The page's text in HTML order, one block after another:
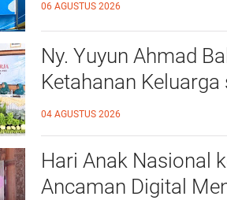
06 AGUSTUS 2026
Ny. Yuyun Ahmad
Ketahanan
Kalidawir
04 AGUSTUS 2026
Hari Anak Nasional
Ancaman Digital